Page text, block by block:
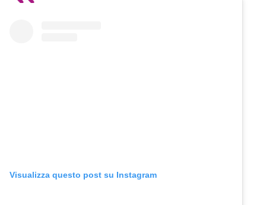
Visualizza questo post su Instagram